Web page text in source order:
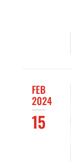
FEB
2024
15